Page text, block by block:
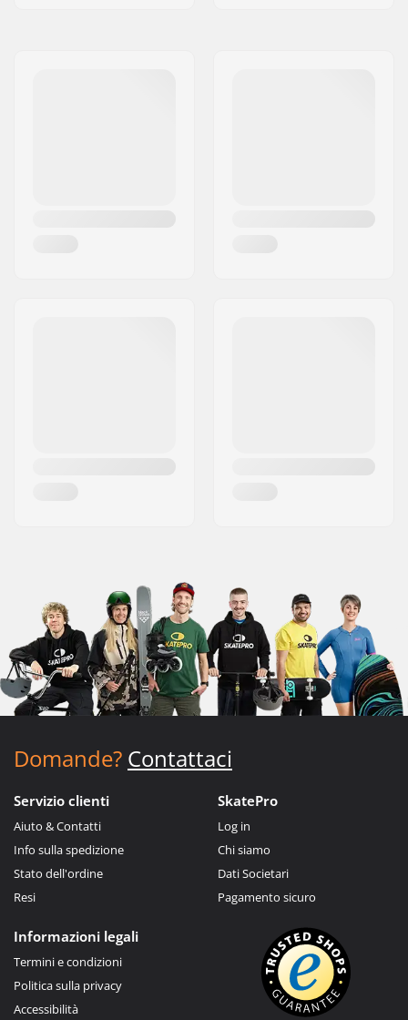
Domande? Contattaci
Servizio clienti
Aiuto & Contatti
Info sulla spedizione
Stato dell'ordine
Resi
SkatePro
Log in
Chi siamo
Dati Societari
Pagamento sicuro
Informazioni legali
Termini e condizioni
Politica sulla privacy
Accessibilità